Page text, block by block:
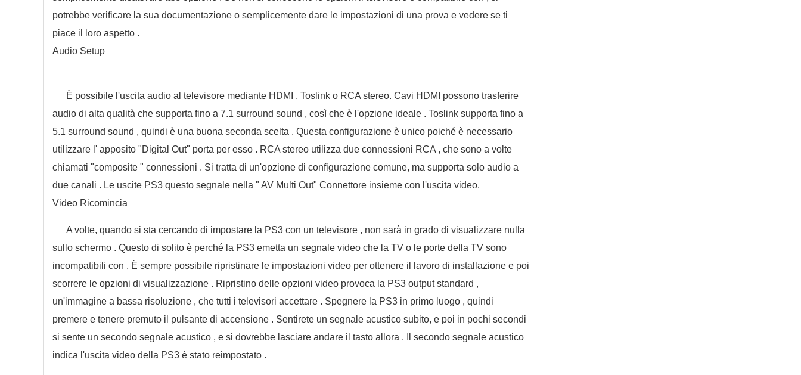
potrebbe verificare la sua documentazione o semplicemente dare le impostazioni di una prova e vedere se ti
piace il loro aspetto .
Audio Setup
È possibile l'uscita audio al televisore mediante HDMI , Toslink o RCA stereo. Cavi HDMI possono trasferire
audio di alta qualità che supporta fino a 7.1 surround sound , così che è l'opzione ideale . Toslink supporta fino a
5.1 surround sound , quindi è una buona seconda scelta . Questa configurazione è unico poiché è necessario
utilizzare l' apposito "Digital Out" porta per esso . RCA stereo utilizza due connessioni RCA , che sono a volte
chiamati "composite " connessioni . Si tratta di un'opzione di configurazione comune, ma supporta solo audio a
due canali . Le uscite PS3 questo segnale nella " AV Multi Out" Connettore insieme con l'uscita video.
Video Ricomincia
A volte, quando si sta cercando di impostare la PS3 con un televisore , non sarà in grado di visualizzare nulla
sullo schermo . Questo di solito è perché la PS3 emetta un segnale video che la TV o le porte della TV sono
incompatibili con . È sempre possibile ripristinare le impostazioni video per ottenere il lavoro di installazione e poi
scorrere le opzioni di visualizzazione . Ripristino delle opzioni video provoca la PS3 output standard ,
un'immagine a bassa risoluzione , che tutti i televisori accettare . Spegnere la PS3 in primo luogo , quindi
premere e tenere premuto il pulsante di accensione . Sentirete un segnale acustico subito, e poi in pochi secondi
si sente un secondo segnale acustico , e si dovrebbe lasciare andare il tasto allora . Il secondo segnale acustico
indica l'uscita video della PS3 è stato reimpostato .